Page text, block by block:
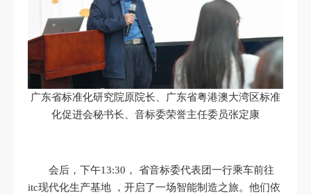
广东省标准化研究院原院长、广东省粤港澳大湾区标准
化促进会秘书长、音标委荣誉主任委员张定康
会后，下午13:30， 省音标委代表团一行乘车前往
itc现代化生产基地 ，开启了一场智能制造之旅。他们依